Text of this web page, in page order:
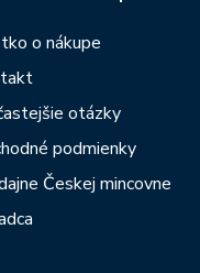
o nákupe
otázky
podmienky
Českej mincovne